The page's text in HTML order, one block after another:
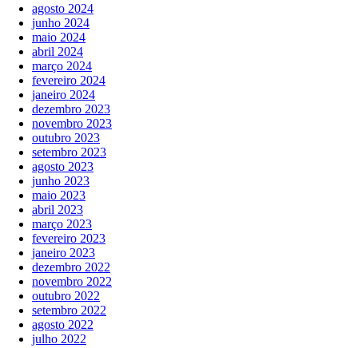
agosto 2024
junho 2024
maio 2024
abril 2024
março 2024
fevereiro 2024
janeiro 2024
dezembro 2023
novembro 2023
outubro 2023
setembro 2023
agosto 2023
junho 2023
maio 2023
abril 2023
março 2023
fevereiro 2023
janeiro 2023
dezembro 2022
novembro 2022
outubro 2022
setembro 2022
agosto 2022
julho 2022